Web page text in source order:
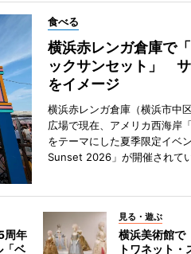
食べる
横浜赤レンガ倉庫で
ックサンセット」
をイメージ
横浜赤レンガ倉庫（横浜市中
広場で現在、アメリカ西海岸
をテーマにした夏季限定イベ
Sunset 2026」が開催されてい
周年
ベ
見る・遊ぶ
横浜美術館で
トワネット